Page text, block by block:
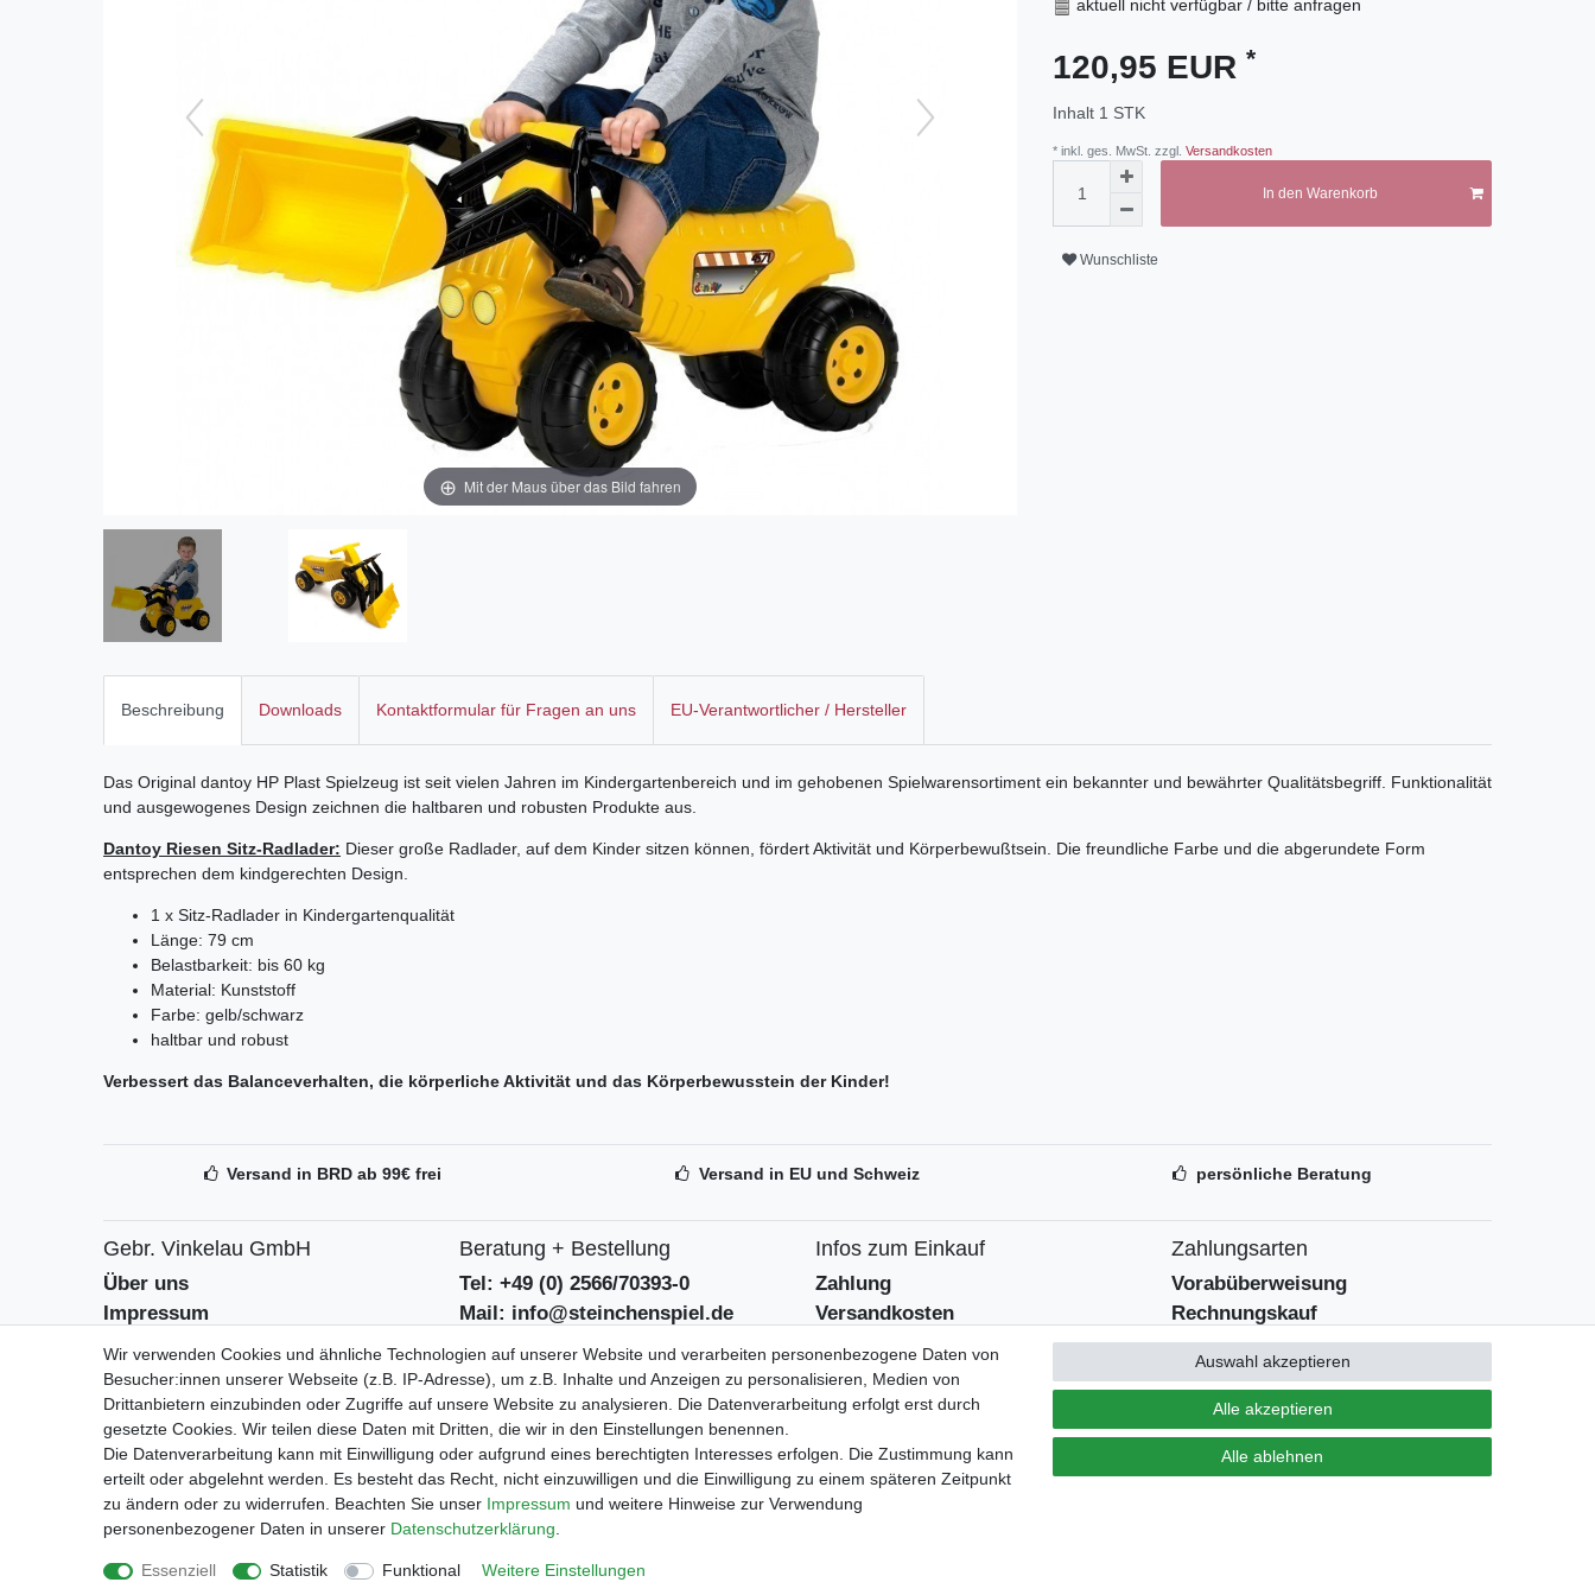
Mit der Maus über das Bild fahren
aktuell nicht verfügbar / bitte anfragen
120,95 EUR *
Inhalt 1 STK
* inkl. ges. MwSt. zzgl. Versandkosten
In den Warenkorb
Wunschliste
Beschreibung Downloads Kontaktformular für Fragen an uns EU-Verantwortlicher / Hersteller
Das Original dantoy HP Plast Spielzeug ist seit vielen Jahren im Kindergartenbereich und im gehobenen Spielwarensortiment ein bekannter und bewährter Qualitätsbegriff. Funktionalität
und ausgewogenes Design zeichnen die haltbaren und robusten Produkte aus.
Dantoy Riesen Sitz-Radlader: Dieser große Radlader, auf dem Kinder sitzen können, fördert Aktivität und Körperbewußtsein. Die freundliche Farbe und die abgerundete Form
entsprechen dem kindgerechten Design.
1 x Sitz-Radlader in Kindergartenqualität
Länge: 79 cm
Belastbarkeit: bis 60 kg
Material: Kunststoff
Farbe: gelb/schwarz
haltbar und robust
Verbessert das Balanceverhalten, die körperliche Aktivität und das Körperbewusstein der Kinder!
Versand in BRD ab 99€ frei Versand in EU und Schweiz persönliche Beratung
Gebr. Vinkelau GmbH
Über uns
Impressum
AGB
Datenschutzerklärung
Beratung + Bestellung
Tel: +49 (0) 2566/70393-0
Mail: info@steinchenspiel.de
Kontaktformular
Batterieentsorgungshinweise
Geschäftszeiten
Mo-Fr 9 - 12:30 und 14 - 18 Uhr
Infos zum Einkauf
Zahlung
Versandkosten
Widerrufsrecht
Widerrufsformular
bei der Landbell AG
Zahlungsarten
Vorabüberweisung
Rechnungskauf
Zahlung bei Abholung
PayPal (inkl. Kreditkarten)
Impressum Daten­schutz­erklärung AGB
Wir verwenden Cookies und ähnliche Technologien auf unserer Website und verarbeiten personenbezogene Daten von
Besucher:innen unserer Webseite (z.B. IP-Adresse), um z.B. Inhalte und Anzeigen zu personalisieren, Medien von
Drittanbietern einzubinden oder Zugriffe auf unsere Website zu analysieren. Die Datenverarbeitung erfolgt erst durch
gesetzte Cookies. Wir teilen diese Daten mit Dritten, die wir in den Einstellungen benennen.
Die Datenverarbeitung kann mit Einwilligung oder aufgrund eines berechtigten Interesses erfolgen. Die Zustimmung kann
erteilt oder abgelehnt werden. Es besteht das Recht, nicht einzuwilligen und die Einwilligung zu einem späteren Zeitpunkt
zu ändern oder zu widerrufen. Beachten Sie unser Impressum und weitere Hinweise zur Verwendung
personenbezogener Daten in unserer Daten­schutz­erklärung
Essenziell Statistik Funktional Weitere Einstellungen
Alle akzeptieren
Alle ablehnen
Auswahl akzeptieren